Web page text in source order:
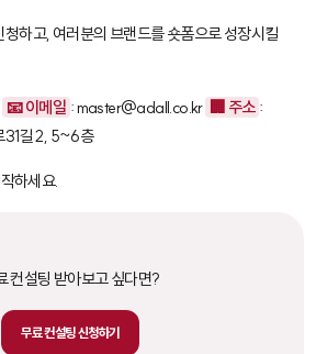
청하고, 여러분의 브랜드를 숏폼으로 성장시킬
📧 이메일 : master@adall.co.kr 🏢 주소 :
31길 2, 5~6층
하세요.
컨설팅 받아보고 싶다면?
무료 컨설팅 신청하기